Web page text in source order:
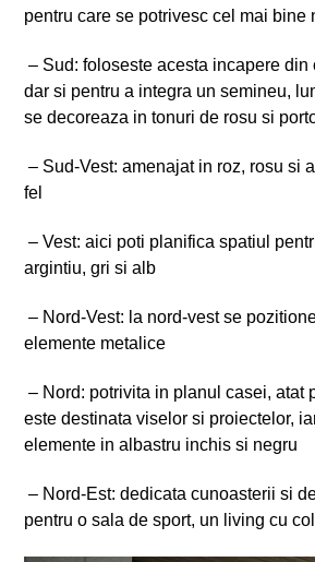
pentru care se potrivesc cel mai
– Sud: foloseste acesta incapere
dar si pentru a integra un semineu,
se decoreaza in tonuri de rosu si
– Sud-Vest: amenajat in roz, rosu si
fel
– Vest: aici poti planifica spatiul
argintiu, gri si alb
– Nord-Vest: la nord-vest se
elemente metalice
– Nord: potrivita in planul casei, atat
este destinata viselor si proiectelor,
elemente in albastru inchis si negru
– Nord-Est: dedicata cunoasterii si
pentru o sala de sport, un living cu